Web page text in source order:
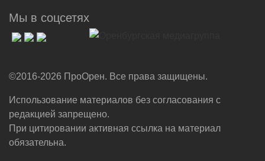
Мы в соцсетях
©2016-2026 ПроОрен. Все права защищены.
Использование материалов без согласования с
редакцией запрещено.
При цитировании активная ссылка на материал
обязательна.